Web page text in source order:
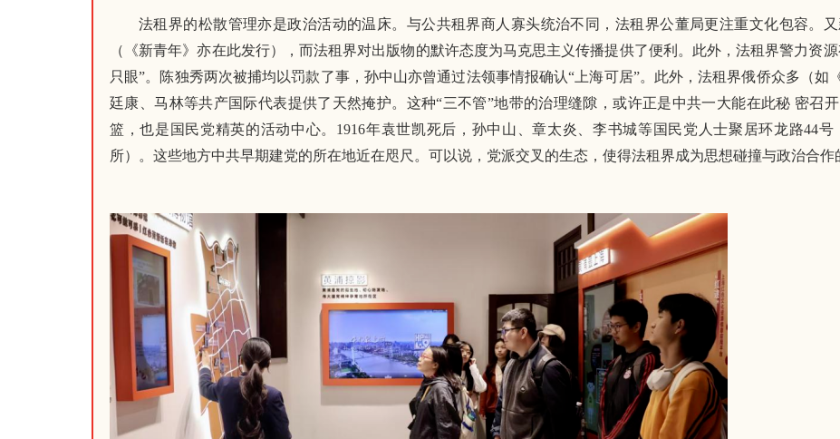
法租界的松散管理亦是政治活动的温床。与公共租界商人寡头统治不同，法租界公董局更注重文化包容。
（《新青年》亦在此发行），而法租界对出版物的默许态度为马克思主义传播提供了便利。此外，法租界警力资
只眼”。陈独秀两次被捕均以罚款了事，孙中山亦曾通过法领事情报确认“上海可居”。此外，法租界俄侨众多（
廷康、马林等共产国际代表提供了天然掩护。这种“三不管”地带的治理缝隙，或许正是中共一大能在此秘 密召
篮，也是国民党精英的活动中心。1916年袁世凯死后，孙中山、章太炎、李书城等国民党人士聚居环龙路44
所）。这些地方中共早期建党的所在地近在咫尺。可以说，党派交叉的生态，使得法租界成为思想碰撞与政治合作